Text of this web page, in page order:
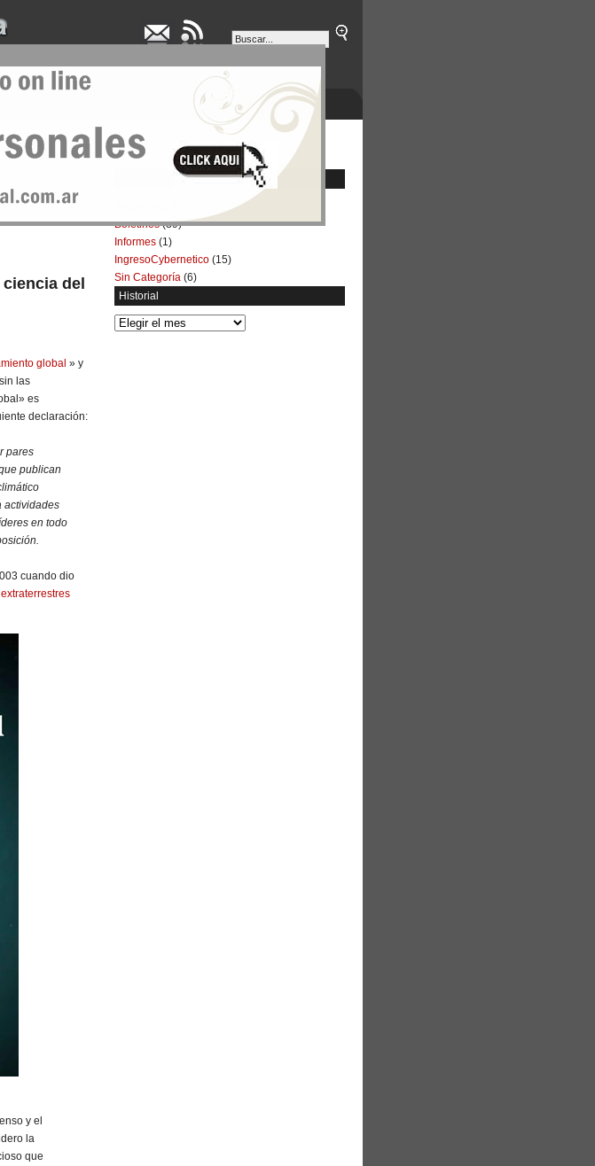
BOLETINES NEGOCIOS
del
global » y
sin las
es
declaración:
pares
publican
actividades
en todo
cuando dio
extraterrestres
y el
la
que
Boletines(39)
Informes (1)
IngresoCybernetico (15)
Sin Categoría (6)
Historial
Historial